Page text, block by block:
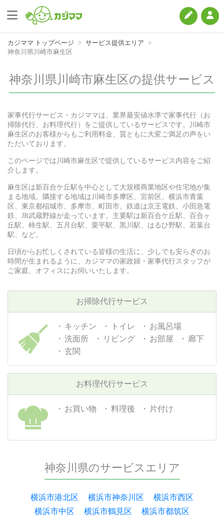
カジママ トップページ
サービス提供エリア
神奈川県川崎市麻生区
神奈川県川崎市麻生区の提供サービス
家事代行サービス・カジママは、業界最安値水準で家事代行（お
掃除代行、お料理代行）をご提供しているサービスです。川崎市
麻生区のお客様からもご利用料金、質ともに大変ご満足の声をい
ただいております。
このページでは川崎市麻生区で提供しているサービス内容をご紹
介します。
麻生区は新百合ケ丘駅を中心として大規模商業地区や住宅地が集
まる地域。隣接する地域は川崎市多摩区、宮前区、横浜市青葉
区、東京都稲城市、多摩市、町田市。鉄道は京王電鉄、小田急電
鉄、JR武蔵野線が走っています。主要駅は新百合ケ丘駅、百合ヶ
丘駅、柿生駅、五月台駅、栗平駅、黒川駅、はるひ野駅、若葉台
駅、など。
日頃からお忙しくされている皆様の生活に、少しでも安らぎのお
時間が生まれるように、カジママの家政婦・家事代行スタッフが
ご家庭、オフィスにお伺いいたします。
お掃除代行サービス
キッチン トイレ
お風呂場
洗面所
リビング お部屋
廊下
玄関
お料理代行サービス
お買い物 料理後 片付け
神奈川県のサービスエリア
横浜市港北区 横浜市神奈川区
横浜市西区
横浜市中区
横浜市鶴見区
横浜市都筑区